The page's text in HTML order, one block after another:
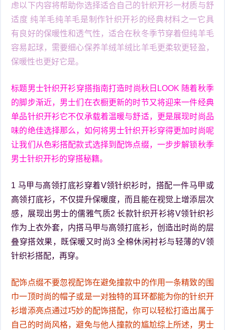
虑以下内容将帮助你选择适合自己的针织开衫一材质与舒
适度 纯羊毛纯羊毛是制作针织开衫的经典材料之一它具
有良好的保暖性和透气性，适合在秋冬季节穿着但纯羊毛
容易起球，需要细心保养羊绒羊绒比羊毛更柔软更轻盈，
保暖性也更好它是。
标题男士针织开衫穿搭指南打造时尚秋日LOOK 随着秋季
的脚步渐近，男士们在衣橱更新的时节又将迎来一件经典
单品针织开衫它不仅承载着温暖与舒适，更是展现时尚品
味的绝佳选择那么，如何将男士针织开衫穿得更加时尚呢
让我们从色彩搭配款式选择到配饰点缀，一步步解锁秋季
男士针织开衫的穿搭秘籍。
1 马甲与高领打底衫穿着V领针织衫时，搭配一件马甲或
高领打底衫，不仅提升保暖度，而且能在视觉上增添层次
感，展现出男士的儒雅气质2 长款针织开衫将V领针织衫
作为上衣外套，内搭马甲与高领打底衫，创造出时尚的层
叠穿搭效果，既保暖又时尚3 全棉休闲衬衫与轻薄的V领
针织衫搭配，再穿。
配饰点缀不要忽视配饰在避免撞款中的作用一条精致的围
巾一顶时尚的帽子或是一对独特的耳环都能为你的针织开
衫增添亮点通过巧妙的配饰搭配，你可以轻松打造出属于
自己的时尚风格，避免与他人撞款的尴尬综上所述，男士